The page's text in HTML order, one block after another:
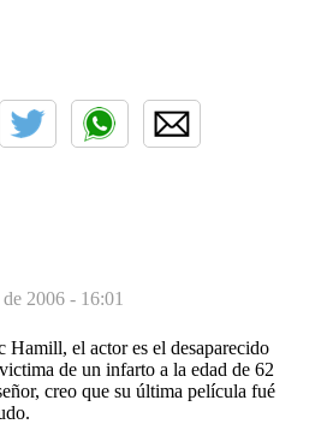
2006 - 16:01
Hamill, el actor es el desaparecido
de un infarto a la edad de 62
creo que su última película fué